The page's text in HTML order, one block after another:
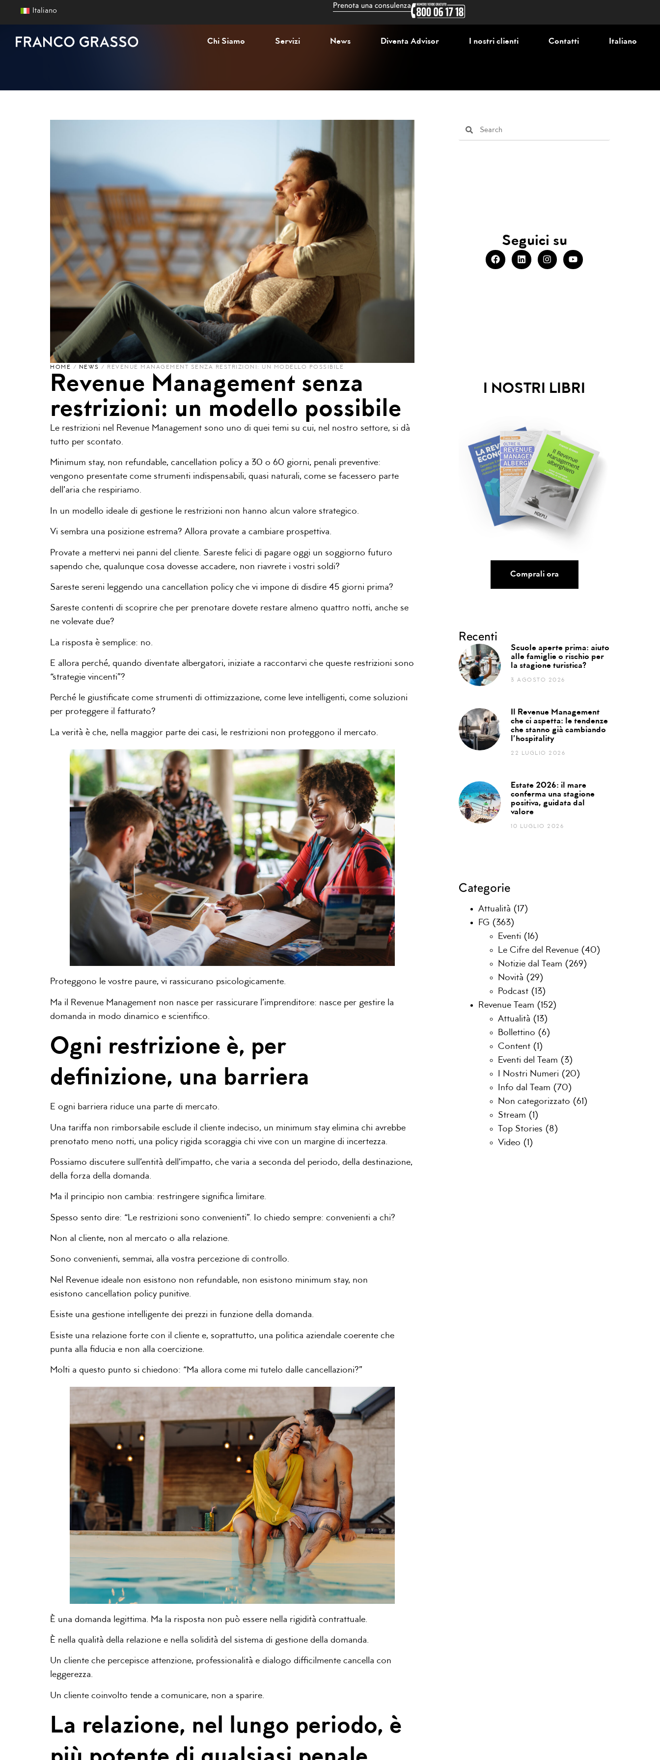
Italiano
Prenota una consulenza
Chi Siamo Servizi News Diventa Advisor I nostri clienti Contatti Italiano
HOME / NEWS / REVENUE MANAGEMENT SENZA RESTRIZIONI: UN MODELLO POSSIBILE
Revenue Management senza
restrizioni: un modello possibile
Le restrizioni nel Revenue Management sono uno di quei temi su cui, nel nostro settore, si dà
tutto per scontato.
Minimum stay, non refundable, cancellation policy a 30 o 60 giorni, penali preventive:
vengono presentate come strumenti indispensabili, quasi naturali, come se facessero parte
dell’aria che respiriamo.
In un modello ideale di gestione le restrizioni non hanno alcun valore strategico.
Vi sembra una posizione estrema? Allora provate a cambiare prospettiva.
Provate a mettervi nei panni del cliente. Sareste felici di pagare oggi un soggiorno futuro
sapendo che, qualunque cosa dovesse accadere, non riavrete i vostri soldi?
Sareste sereni leggendo una cancellation policy che vi impone di disdire 45 giorni prima?
Sareste contenti di scoprire che per prenotare dovete restare almeno quattro notti, anche se
ne volevate due?
La risposta è semplice: no.
E allora perché, quando diventate albergatori, iniziate a raccontarvi che queste restrizioni sono
“strategie vincenti”?
Perché le giustificate come strumenti di ottimizzazione, come leve intelligenti, come soluzioni
per proteggere il fatturato?
La verità è che, nella maggior parte dei casi, le restrizioni non proteggono il mercato.
Proteggono le vostre paure, vi rassicurano psicologicamente.
Ma il Revenue Management non nasce per rassicurare l’imprenditore: nasce per gestire la
domanda in modo dinamico e scientifico.
Ogni restrizione è, per
definizione, una barriera
E ogni barriera riduce una parte di mercato.
Una tariffa non rimborsabile esclude il cliente indeciso, un minimum stay elimina chi avrebbe
prenotato meno notti, una policy rigida scoraggia chi vive con un margine di incertezza.
Possiamo discutere sull’entità dell’impatto, che varia a seconda del periodo, della destinazione,
della forza della domanda.
Ma il principio non cambia: restringere significa limitare.
Spesso sento dire: “Le restrizioni sono convenienti”. Io chiedo sempre: convenienti a chi?
Non al cliente, non al mercato o alla relazione.
Sono convenienti, semmai, alla vostra percezione di controllo.
Nel Revenue ideale non esistono non refundable, non esistono minimum stay, non
esistono cancellation policy punitive.
Esiste una gestione intelligente dei prezzi in funzione della domanda.
Esiste una relazione forte con il cliente e, soprattutto, una politica aziendale coerente che
punta alla fiducia e non alla coercizione.
Molti a questo punto si chiedono: “Ma allora come mi tutelo dalle cancellazioni?”
È una domanda legittima. Ma la risposta non può essere nella rigidità contrattuale.
È nella qualità della relazione e nella solidità del sistema di gestione della domanda.
Un cliente che percepisce attenzione, professionalità e dialogo difficilmente cancella con
leggerezza.
Un cliente coinvolto tende a comunicare, non a sparire.
La relazione, nel lungo periodo, è
Seguici su
I NOSTRI LIBRI
Comprali ora
Recenti
Scuole aperte prima: aiuto
alle famiglie o rischio per
la stagione turistica?
3 AGOSTO 2026
Il Revenue Management
che ci aspetta: le tendenze
che stanno già cambiando
l’hospitality
22 LUGLIO 2026
Estate 2026: il mare
conferma una stagione
positiva, guidata dal
valore
10 LUGLIO 2026
Categorie
Attualità (17)
FG (363)
Eventi (16)
Le Cifre del Revenue (40)
Notizie dal Team (269)
Novità (29)
Podcast (13)
Revenue Team (152)
Attualità (13)
Bollettino (6)
Content (1)
Eventi del Team (3)
I Nostri Numeri (20)
Info dal Team (70)
Non categorizzato (61)
Stream (1)
Top Stories (8)
Video (1)